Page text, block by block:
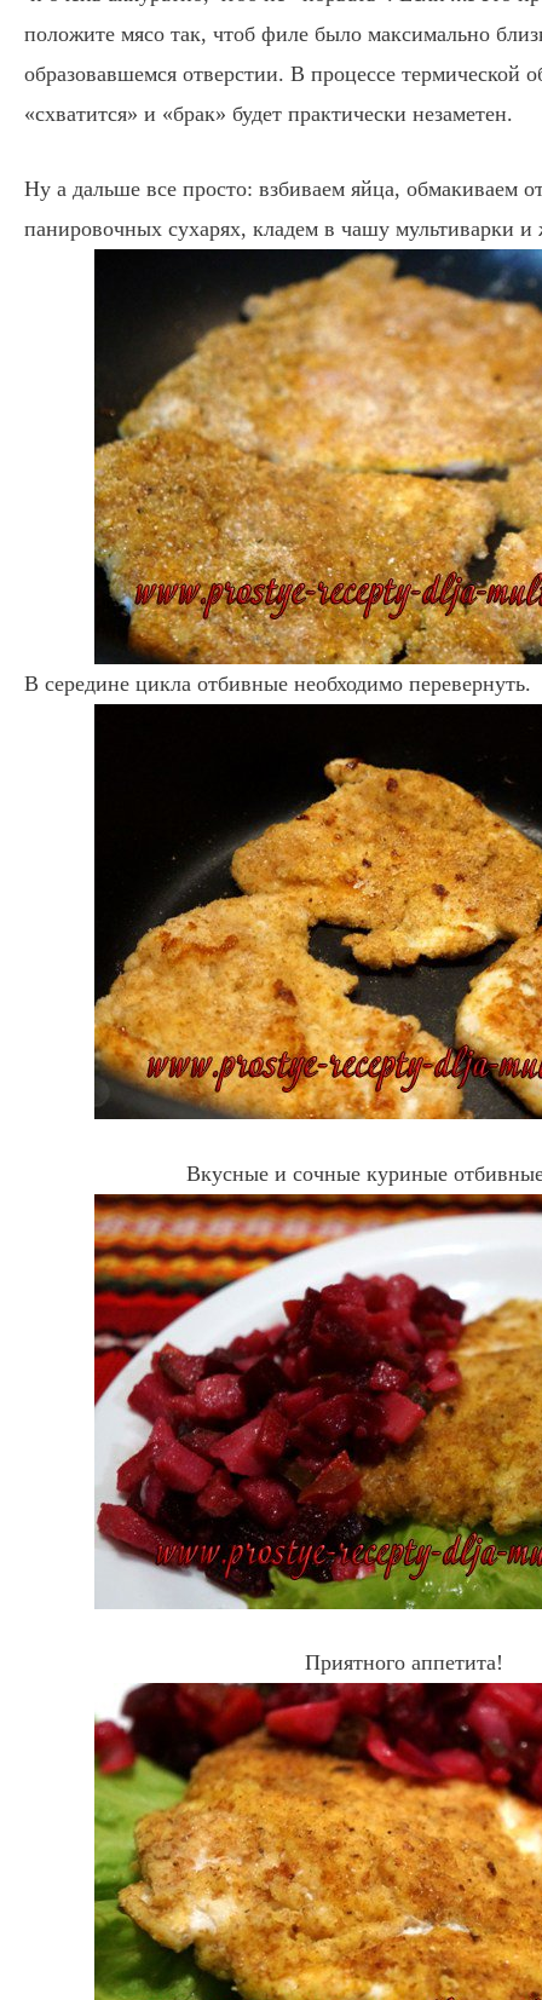
положите мясо так, чтоб филе было максимально
образовавшемся отверстии. В процессе термической
«схватится» и «брак» будет практически незаметен.
Ну а дальше все просто: взбиваем яйца, обмакиваем
панировочных сухарях, кладем в чашу мультиварки
В середине цикла отбивные необходимо перевернуть.
Вкусные и сочные куриные
Приятного аппетита!